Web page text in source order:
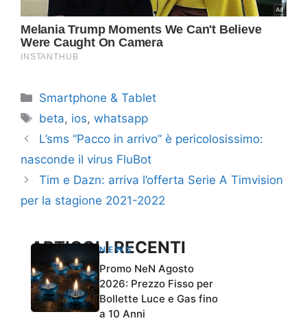
Categorie
Smartphone & Tablet
Tag
beta, ios,whatsapp
L’sms “Pacco in arrivo” è pericolosissimo:
nasconde il virus FluBot
Tim e Dazn: arriva l’offerta Serie A Timvision
per la stagione 2021-2022
ARTICOLI RECENTI
NEWS
Promo NeN Agosto
2026: Prezzo Fisso per
Bollette Luce e Gas fino
a 10 Anni